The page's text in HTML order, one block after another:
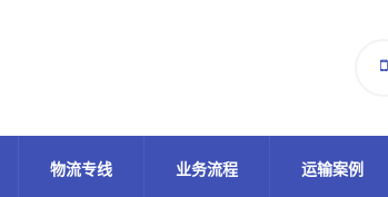
物流专线 业务流程 运输案例